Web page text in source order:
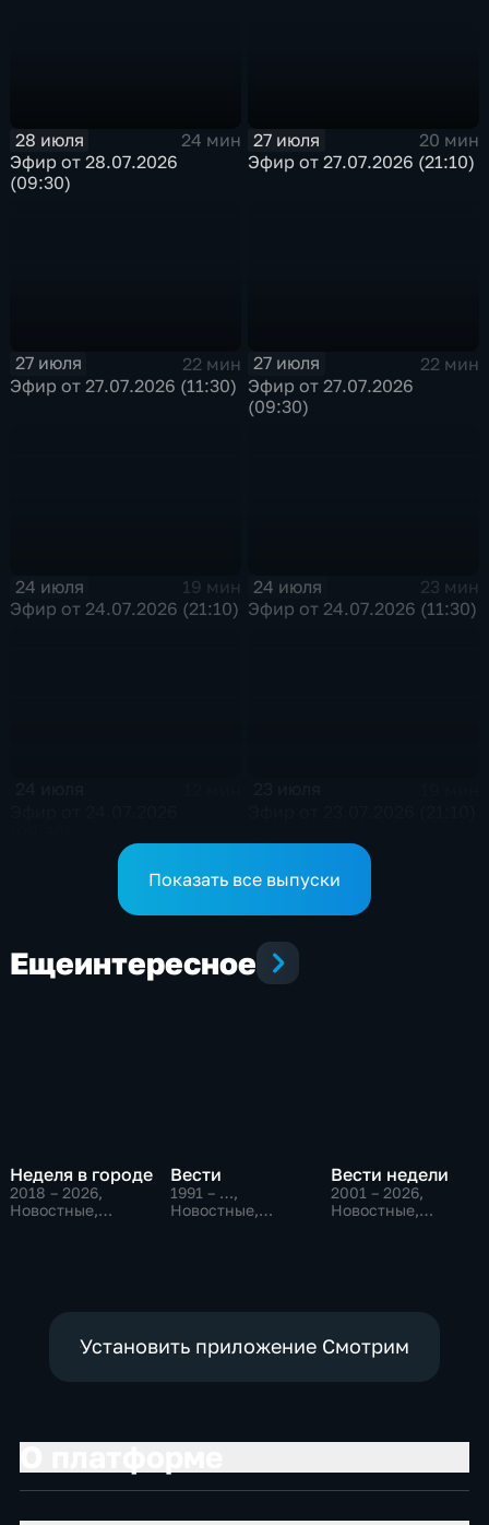
28 июля
24 мин
Эфир от 28.07.2026
(09:30)
27 июля
20 мин
Эфир от 27.07.2026 (21:10)
27 июля
22 мин
Эфир от 27.07.2026 (11:30)
27 июля
22 мин
Эфир от 27.07.2026
(09:30)
24 июля
19 мин
Эфир от 24.07.2026 (21:10)
24 июля
23 мин
Эфир от 24.07.2026 (11:30)
Показать все выпуски
Ещеинтересное
Неделя в городе
2018 – 2026,
Новостные,
Вести
1991 – …,
Новостные,
Вести недели
2001 – 2026,
Новостные,
Установить приложение Смотрим